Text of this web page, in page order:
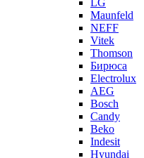
LG
Maunfeld
NEFF
Vitek
Thomson
Бирюса
Electrolux
AEG
Bosch
Candy
Beko
Indesit
Hyundai